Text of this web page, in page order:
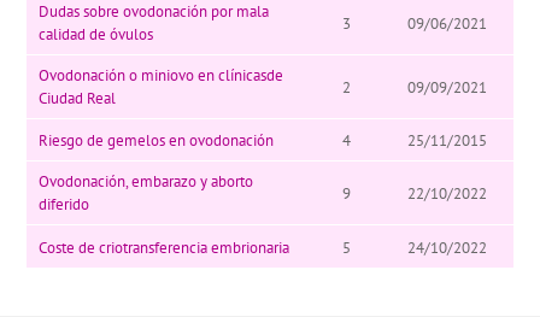
Dudas sobre ovodonación por mala
calidad de óvulos
3 09/06/2021
Ovodonación o miniovo en clínicasde
Ciudad Real
2 09/09/2021
Riesgo de gemelos en ovodonación 4
25/11/2015
Ovodonación, embarazo y aborto
diferido
9 22/10/2022
Coste de criotransferencia embrionaria 5 24/10/2022